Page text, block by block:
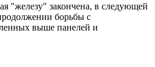
"железу" закончена, в следующей
борьбы с
выше панелей и